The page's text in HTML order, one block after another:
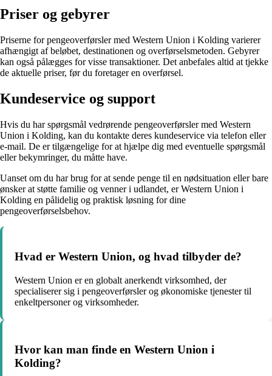
Priser og gebyrer
Priserne for pengeoverførsler med Western Union i Kolding varierer
afhængigt af beløbet, destinationen og overførselsmetoden. Gebyrer
kan også pålægges for visse transaktioner. Det anbefales altid at tjekke
de aktuelle priser, før du foretager en overførsel.
Kundeservice og support
Hvis du har spørgsmål vedrørende pengeoverførsler med Western
Union i Kolding, kan du kontakte deres kundeservice via telefon eller
e-mail. De er tilgængelige for at hjælpe dig med eventuelle spørgsmål
eller bekymringer, du måtte have.
Uanset om du har brug for at sende penge til en nødsituation eller bare
ønsker at støtte familie og venner i udlandet, er Western Union i
Kolding en pålidelig og praktisk løsning for dine
pengeoverførselsbehov.
Hvad er Western Union, og hvad tilbyder de?
Western Union er en globalt anerkendt virksomhed, der
specialiserer sig i pengeoverførsler og økonomiske tjenester til
enkeltpersoner og virksomheder.
Hvor kan man finde en Western Union i
Kolding?